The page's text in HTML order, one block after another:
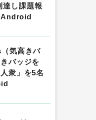
達し課題報
Android
気高きバ
バッジを
衆」を5名